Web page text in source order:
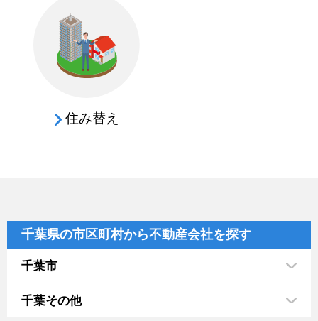
住み替え
千葉県の市区町村から不動産会社を探す
千葉市
千葉その他